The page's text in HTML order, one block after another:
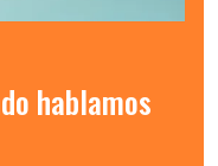
hablamos